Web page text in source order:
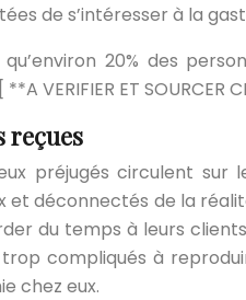
de s’intéresser à la
20% des
VERIFIER ET SOURCER
reçues
préjugés circulent sur
et déconnectés de la
du temps à leurs
compliqués à
chez eux.